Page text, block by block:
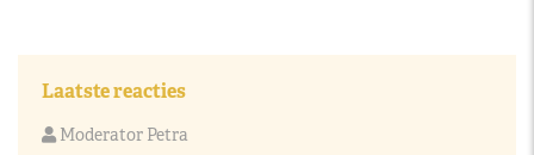
Laatste reacties
Moderator Petra